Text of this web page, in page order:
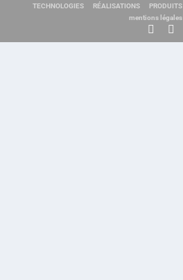
TECHNOLOGIES
RÉALISATIONS PRODUITS
mentions légales